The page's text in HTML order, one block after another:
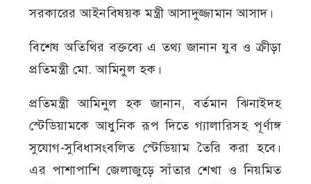
সরকারের আইনবিষয়ক মন্ত্রী আসাদুজ্জামান আসাদ।
বিশেষ অতিথির বক্তব্যে এ তথ্য জানান যুব ও ক্রীড়া
প্রতিমন্ত্রী মো. আমিনুল হক।
প্রতিমন্ত্রী আমিনুল হক জানান, বর্তমান ঝিনাইদহ
স্টেডিয়ামকে আধুনিক রূপ দিতে গ্যালারিসহ পূর্ণাঙ্গ
সুযোগ-সুবিধাসংবলিত স্টেডিয়াম তৈরি করা হবে।
এর পাশাপাশি জেলাজুড়ে সাঁতার শেখা ও নিয়মিত